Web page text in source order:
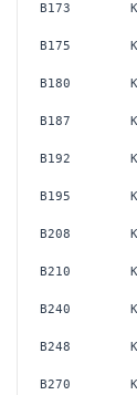
B173
B175
B180
B187
B192
B195
B208
B210
B240
B248
B270